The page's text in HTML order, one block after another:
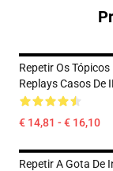
Repetir Os Tópicos
Replays Casos De
€ 14,81 - € 16,10
Repetir A Gota De